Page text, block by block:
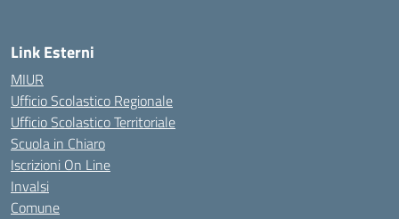
Link Esterni
MIUR
Ufficio Scolastico Regionale
Ufficio Scolastico Territoriale
Scuola in Chiaro
Iscrizioni On Line
Invalsi
Comune